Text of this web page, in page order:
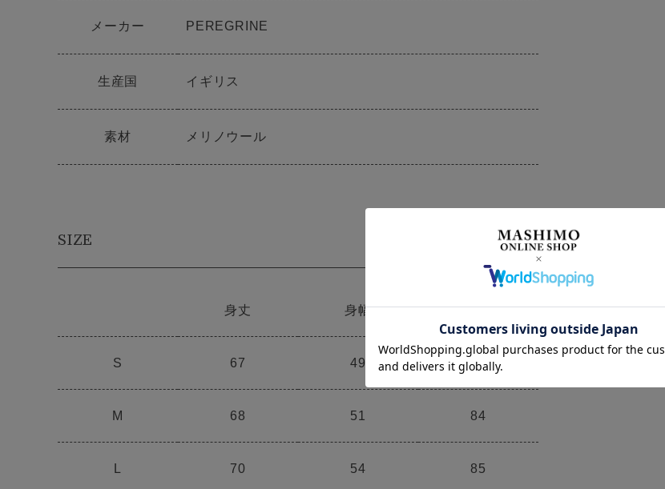
メーカー PEREGRINE
生産国 イギリス
素材 メリノウール
SIZE
身丈 身幅 裄丈
S 67 49 81
M 68 51 84
70 54 85